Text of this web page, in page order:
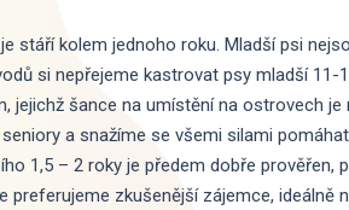
stáří kolem jednoho roku. Mladší psi
si nepřejeme kastrovat psy mladší 11-
jejichž šance na umístění na ostrovech je
a snažíme se všemi silami
1,5 – 2 roky je předem dobře prověřen,
preferujeme zkušenější zájemce, ideálně